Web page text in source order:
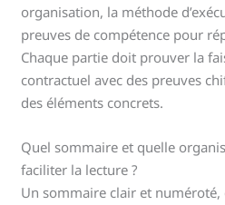
organisation, la méthode
preuves de compétence pour
Chaque partie doit prouver la
contractuel avec des preuves
des éléments concrets.
Quel sommaire et quelle
faciliter la lecture ?
Un sommaire clair et numéroté,